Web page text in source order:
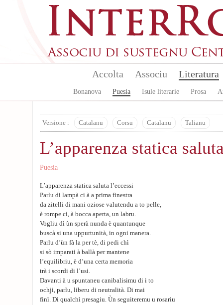
Accolta Associu Literatura
Bonanova Puesia Isule literarie Prosa
Versione : Catalanu Corsu Catalanu Talianu
L’apparenza statica
Puesia
L’apparenza statica saluta l’eccessi
Parlu di lampà ci à a prima finestra
da zitelli di mani oziose valutendu a to pelle,
è rompe ci, à bocca aperta, un labru.
Vogliu dì ùn sperà nunda è quantunque
buscà si una uppurtunità, in ogni manera.
Parlu d’ùn fà la per tè, di pedi chì
si sò imparati à ballà per mantene
l’equilibriu, è d’una certa memoria
trà i scordi di l’usi.
Davanti à u spuntaneu canibalisimu di i to
ochji, parlu, liberu di neutralità. Di mai
finì. Di qualchì presagiu. Ùn seguiteremu u rosariu